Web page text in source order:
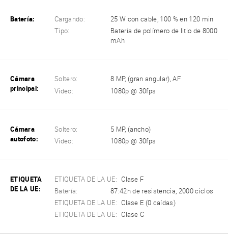
Batería: Cargando:
25 W con cable, 100 % en 120 min
Tipo:
Batería de polímero de litio de 8000
mAh
Cámara
principal:
Soltero:
8 MP, (gran angular), AF
Video:
1080p @ 30fps
Cámara
autofoto:
Soltero:
5 MP, (ancho)
Video:
1080p @ 30fps
ETIQUETA
DE LA UE:
ETIQUETA DE LA UE:
Clase F
Batería:
87:42h de resistencia, 2000 ciclos
ETIQUETA DE LA UE:
Clase E (0 caídas)
ETIQUETA DE LA UE:
Clase C